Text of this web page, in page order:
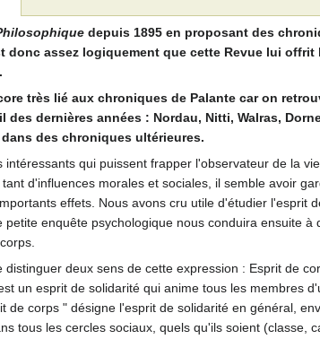
depuis 1895 en proposant des
assez logiquement que cette Revue lui
très lié aux chroniques de Palante car on
dernières années : Nordau, Nitti, Walras,
des chroniques ultérieures.
qui puissent frapper l'observateur de la
d'influences morales et sociales, il semble avoir
effets. Nous avons cru utile d'étudier l'esprit
enquête psychologique nous conduira ensuite à
deux sens de cette expression : Esprit de
un esprit de solidarité qui anime tous les membres
de corps " désigne l'esprit de solidarité en général,
tous les cercles sociaux, quels qu'ils soient (classe,